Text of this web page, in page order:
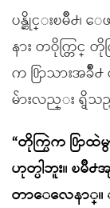
ပန္ဆိုင္းၿမိဳ႕၊ ေ
နား တဝိုက္တြင္ တို
က ႐ြာသားအခ်ိဳ
မ်ားလည္း ရွိသည္
“တိုက္ပြဲက ႐ြာထဲ
ဟုတ္ပါဘူး။ ၿမိဳ
တာေလေနာ္